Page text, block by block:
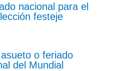
nacional para el
festeje
o feriado
del Mundial